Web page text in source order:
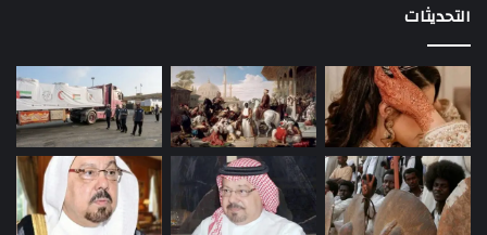
التحديثات